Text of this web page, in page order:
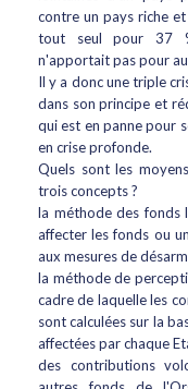
contre un pays riche
tout seul pour 37
n'apportait pas pour
Il y a donc une triple
dans son principe et
qui est en panne pour
en crise profonde.
Quels sont les
trois concepts ?
la méthode des fonds
affecter les fonds ou
aux mesures de
la méthode de
cadre de laquelle les
sont calculées sur la
affectées par chaque
des contributions